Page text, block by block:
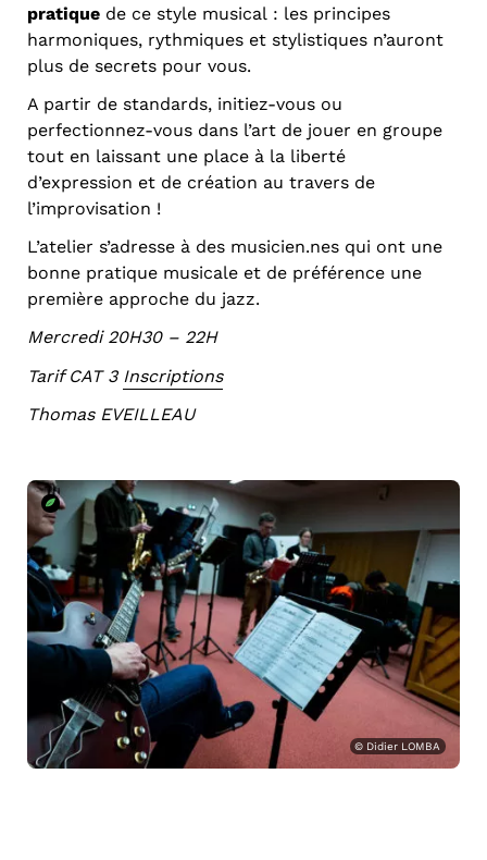
pratique de ce style musical : les principes
harmoniques, rythmiques et stylistiques n’auront
plus de secrets pour vous.
A partir de standards, initiez-vous ou
perfectionnez-vous dans l’art de jouer en groupe
tout en laissant une place à la liberté
d’expression et de création au travers de
l’improvisation !
L’atelier s’adresse à des musicien.nes qui ont une
bonne pratique musicale et de préférence une
première approche du jazz.
Mercredi 20H30 – 22H
Tarif CAT 3 Inscriptions
Thomas EVEILLEAU
© Didier LOMBA